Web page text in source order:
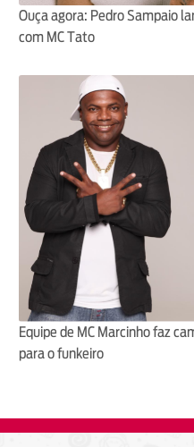
Ouça agora: Pedro Sampaio
com MC Tato
Equipe de MC Marcinho faz
para o funkeiro